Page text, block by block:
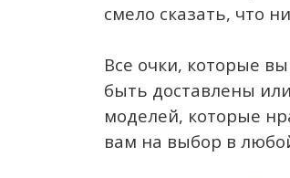
смело сказать, что
Все очки, которые
быть доставлены
моделей, которые
вам на выбор в